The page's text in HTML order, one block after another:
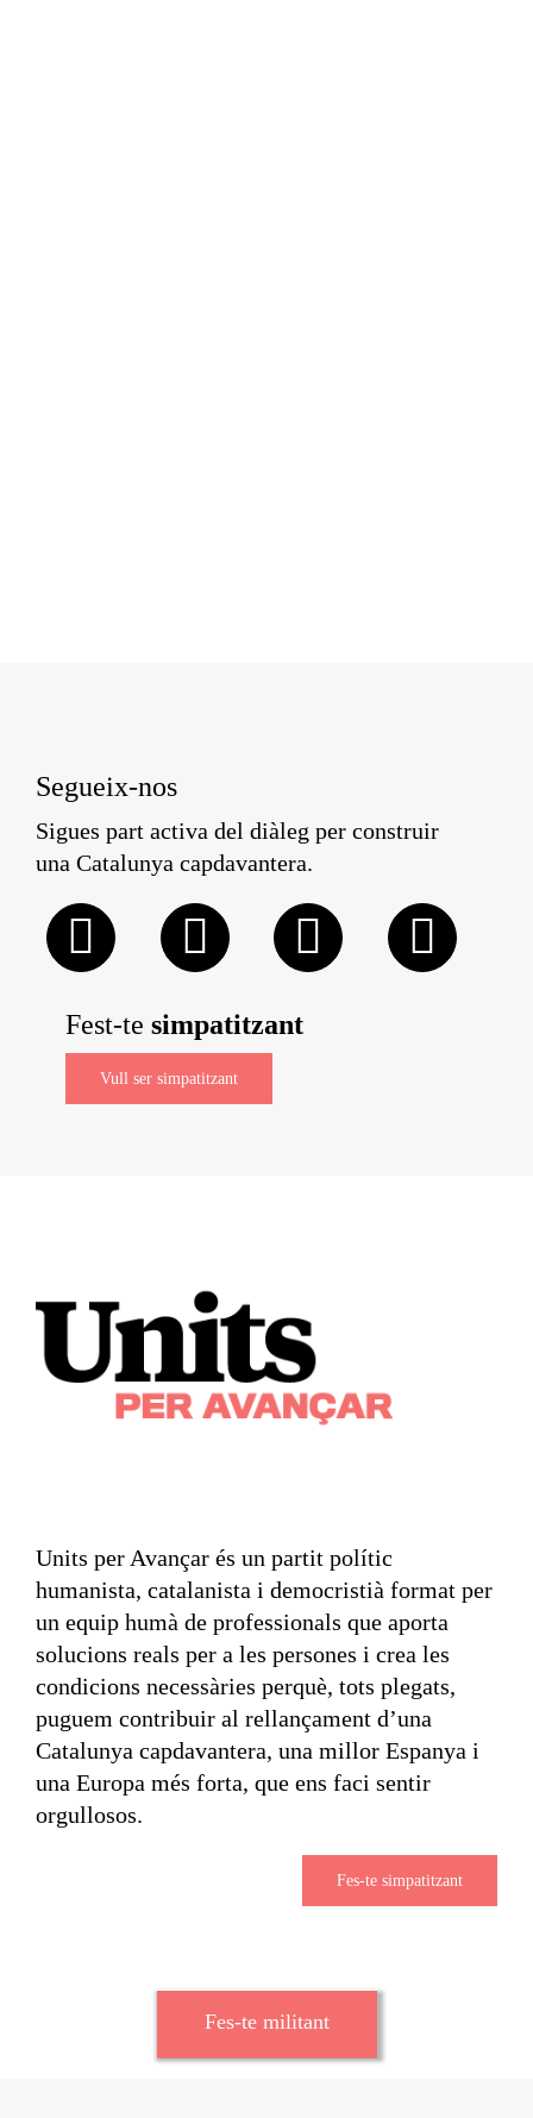
Segueix-nos
Sigues part activa del diàleg per construir
una Catalunya capdavantera.
Fest-te simpatitzant
Vull ser simpatitzant
Units per Avançar és un partit polític
humanista, catalanista i democristià format per
un equip humà de professionals que aporta
solucions reals per a les persones i crea les
condicions necessàries perquè, tots plegats,
puguem contribuir al rellançament d’una
Catalunya capdavantera, una millor Espanya i
una Europa més forta, que ens faci sentir
orgullosos.
Fes-te simpatitzant
Fes-te militant